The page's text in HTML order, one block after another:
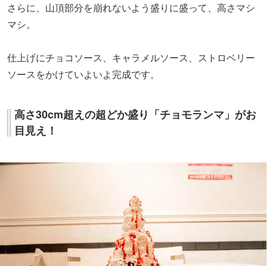
さらに、山頂部分を崩れないよう盛りに盛って、高さマシ
マシ。
仕上げにチョコソース、キャラメルソース、ストロベリー
ソースをかけていよいよ完成です。
高さ30cm超えの超どか盛り「チョモランマ」がお
目見え！